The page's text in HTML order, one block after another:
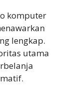
komputer
lengkap.
utama